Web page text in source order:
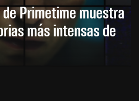
Primetime muestra
más intensas de